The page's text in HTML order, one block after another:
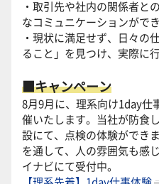
・取引先や社内の関係者と
なコミュニケーションができ
・現状に満足せず、日々の
ること」を見つけ、実際に
■キャンペーン
8月9月に、理系向け1day仕
催いたします。当社が防食
設にて、点検の体験ができ
を通して、人の雰囲気も感
イナビにて受付中。